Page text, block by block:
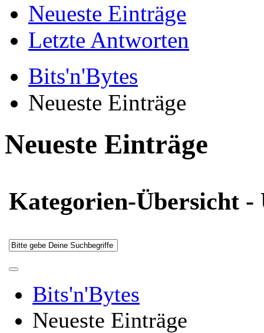
Neueste Einträge
Letzte Antworten
Bits'n'Bytes
Neueste Einträge
Neueste Einträge
Kategorien-Übersicht -
Bits'n'Bytes
Neueste Einträge